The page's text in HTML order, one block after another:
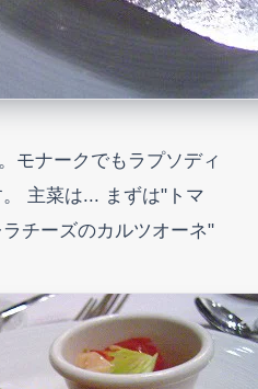
モナークでもラプソディ
主菜は... まずは"トマ
チーズのカルツオーネ"